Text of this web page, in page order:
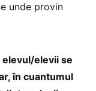
unde provin
elevii se
în cuantumul